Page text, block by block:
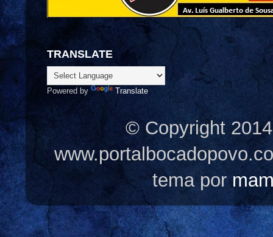
TRANSLATE
Powered by Translate
© Copyright
tema por